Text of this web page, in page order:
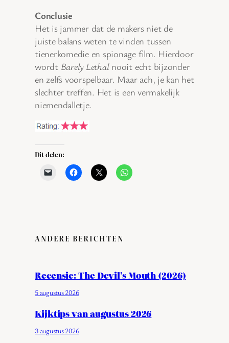
Conclusie
Het is jammer dat de makers niet de
juiste balans weten te vinden tussen
tienerkomedie en spionage film. Hierdoor
wordt Barely Lethalnooit echt bijzonder
en zelfs voorspelbaar. Maar ach, je kan het
slechter treffen. Het is een vermakelijk
niemendalletje.
Dit delen:
ANDERE BERICHTEN
Recensie: The Devil’s Mouth (2026)
5 augustus 2026
Kijktips van augustus 2026
3 augustus 2026